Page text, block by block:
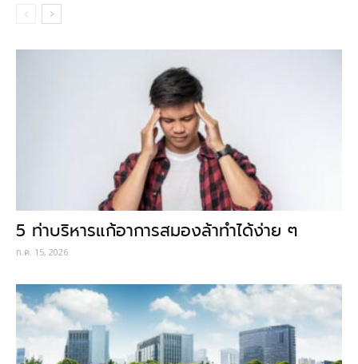
5 ท่าบริหารแก้อาการสมองล้าทำได้ง่าย ๆ
ก.ค. 15, 2026